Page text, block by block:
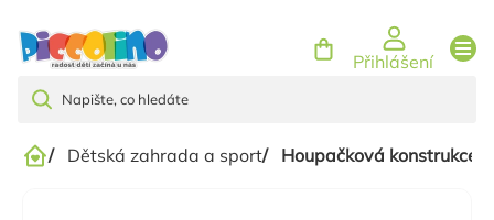
Přihlášení
Domů
/ Dětská zahrada a sport/ Houpačková konstrukce